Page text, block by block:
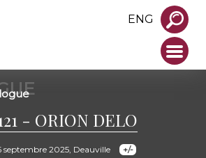
ENG
- ORION DELO
septembre 2025, Deauville